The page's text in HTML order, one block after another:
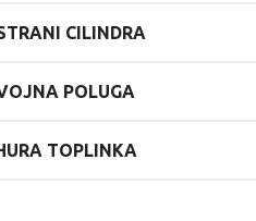
CILINDRA
POLUGA
TOPLINKA